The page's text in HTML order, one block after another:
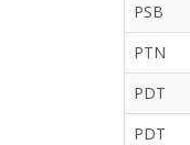
PSB
PTN
PDT
PDT